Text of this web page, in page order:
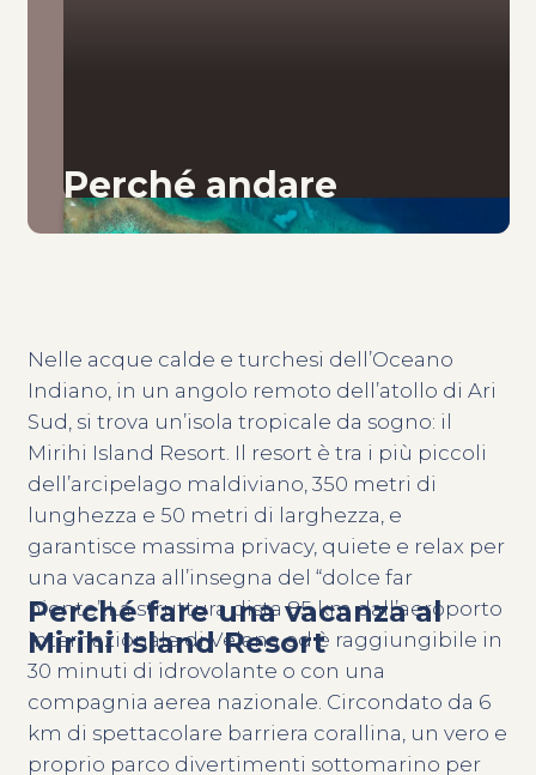
Perché andare
Perché fare una vacanza al
Mirihi Island Resort
Nelle acque calde e turchesi dell’Oceano
Indiano, in un angolo remoto dell’atollo di Ari
Sud, si trova un’isola tropicale da sogno: il
Mirihi Island Resort. Il resort è tra i più piccoli
dell’arcipelago maldiviano, 350 metri di
lunghezza e 50 metri di larghezza, e
garantisce massima privacy, quiete e relax per
una vacanza all’insegna del “dolce far
niente”.La struttura dista 85 km dall’aeroporto
internazionale di Velana ed è raggiungibile in
30 minuti di idrovolante o con una
compagnia aerea nazionale. Circondato da 6
km di spettacolare barriera corallina, un vero e
proprio parco divertimenti sottomarino per